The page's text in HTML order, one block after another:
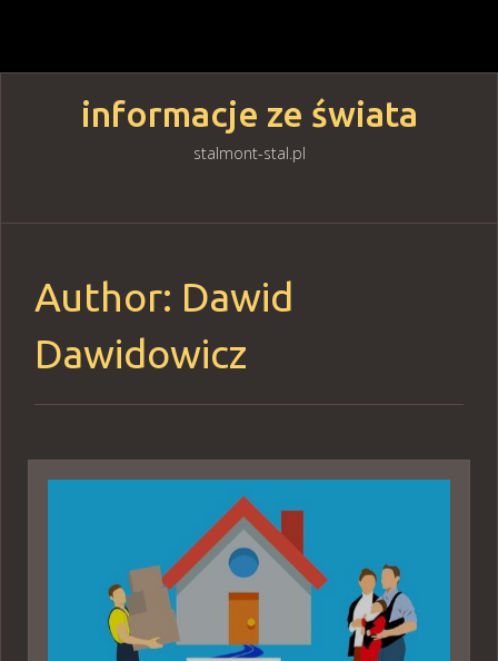
informacje ze świata
stalmont-stal.pl
Skip
Author: Dawid
Dawidowicz